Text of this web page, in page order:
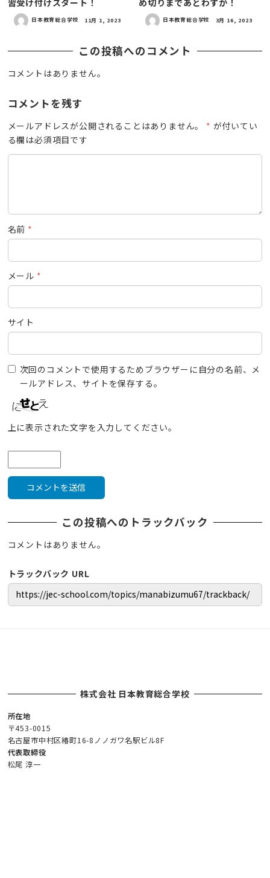
日本教育総合学校 11月 1, 2023 日本教育総合学校 3月 16, 2023
この投稿へのコメント
コメントはありません。
コメントを残す
メールアドレスが公開されることはありません。 * が付いてい
る欄は必須項目です
名前 *
メール *
サイト
次回のコメントで使用するためブラウザーに自分の名前、メ
ールアドレス、サイトを保存する。
上に表示された文字を入力してください。
この投稿へのトラックバック
コメントはありません。
トラックバック URL
株式会社 日本教育総合学校
所在地
〒453-0015
名古屋市中村区椿町16-8ノノガワ名駅ビル8F
代表取締役
松尾 淳一